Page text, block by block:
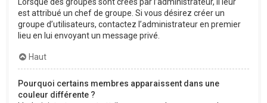
est attribué un chef de groupe. Si vous désirez créer un
groupe d’utilisateurs, contactez l’administrateur en premier
lieu en lui envoyant un message privé.
Haut
Pourquoi certains membres apparaissent dans une
couleur différente ?